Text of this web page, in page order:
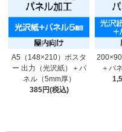
A5（148×210）ポスタ
ー 出力（光沢紙）＋パ
ネル（5mm厚）
385円(税込)
＋パ